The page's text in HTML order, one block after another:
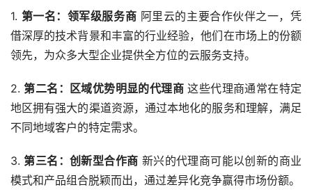
1. 第一名：领军级服务商 阿里云的主要合作伙伴之一，凭
借深厚的技术背景和丰富的行业经验，他们在市场上的份额
领先，为众多大型企业提供全方位的云服务支持。
2. 第二名：区域优势明显的代理商 这些代理商通常在特定
地区拥有强大的渠道资源，通过本地化的服务和理解，满足
不同地域客户的特定需求。
3. 第三名：创新型合作商 新兴的代理商可能以创新的商业
模式和产品组合脱颖而出，通过差异化竞争赢得市场份额。